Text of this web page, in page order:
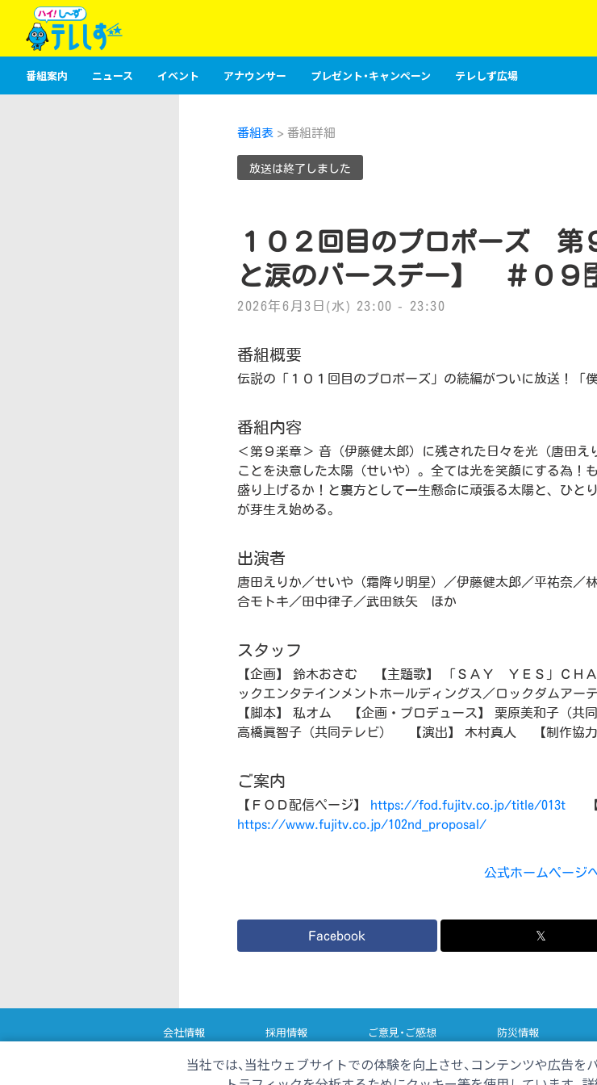
当社では、当社ウェブサイトでの体験を向上させ、コンテンツや広告を
番組案内 ニュース イベント アナウンサー プレゼント・キャンペーン テレしず広場
番組表 > 番組詳細
放送は終了しました
１０２回目のプロポーズ
と涙のバースデー】 ＃０９
2026年6月3日(水) 23:00 - 23:30
番組概要
伝説の「１０１回目のプロポーズ」の続編がついに放送！「
番組内容
＜第９楽章＞ 音（伊藤健太郎）に残された日々を光（唐田
ことを決意した太陽（せいや）。全ては光を笑顔にする為！
盛り上げるか！と裏方として一生懸命に頑張る太陽と、ひと
が芽生え始める。
出演者
唐田えりか／せいや（霜降り明星）／伊藤健太郎／平祐奈／
合モトキ／田中律子／武田鉄矢 ほか
スタッフ
【企画】 鈴木おさむ 【主題歌】 「ＳＡＹ ＹＥＳ」ＣＨ
ックエンタテインメントホールディングス／ロックダムア
【脚本】 私オム 【企画・プロデュース】 栗原美和子（共
高橋眞智子（共同テレビ） 【演出】 木村真人 【制作協
ご案内
【ＦＯＤ配信ページ】 https://fod.fujitv.co.jp/title/013t 【
https://www.fujitv.co.jp/102nd_proposal/
公式ホームページ
Facebook 𝕏
会社情報 採用情報 ご意見・ご感想
防災情報
番組情報
ただいま！テレビ くさデカ テレビ寺子屋